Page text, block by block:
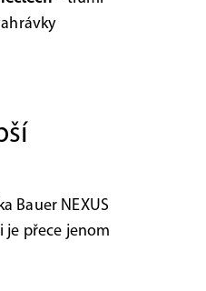
Bauer NEXUS
je přece jenom